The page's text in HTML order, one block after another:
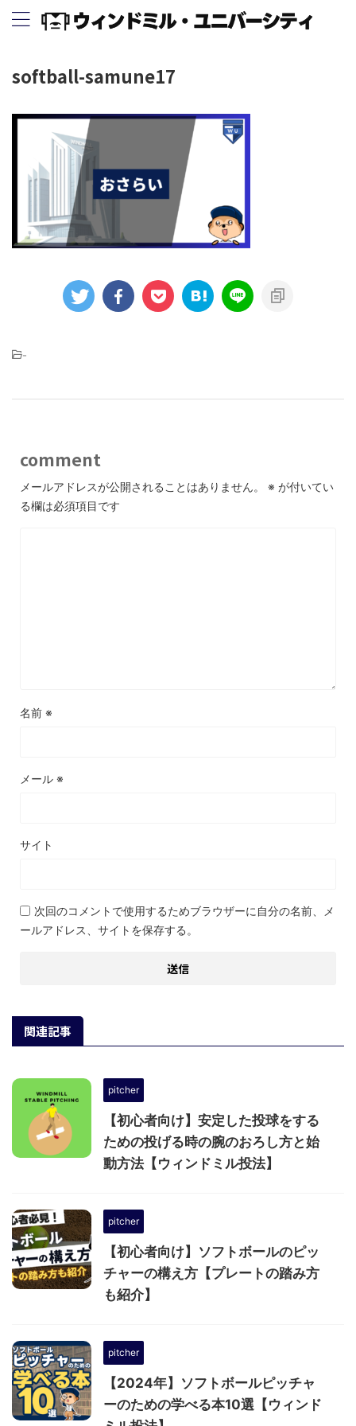
softball-samune17
-
comment
メールアドレスが公開されることはありません。 ※ が付いてい
る欄は必須項目です
名前 ※
メール ※
サイト
次回のコメントで使用するためブラウザーに自分の名前、メ
ールアドレス、サイトを保存する。
関連記事
pitcher
【初心者向け】安定した投球をする
ための投げる時の腕のおろし方と始
動方法【ウィンドミル投法】
pitcher
【初心者向け】ソフトボールのピッ
チャーの構え方【プレートの踏み方
も紹介】
pitcher
【2024年】ソフトボールピッチャ
ーのための学べる本10選【ウィンド